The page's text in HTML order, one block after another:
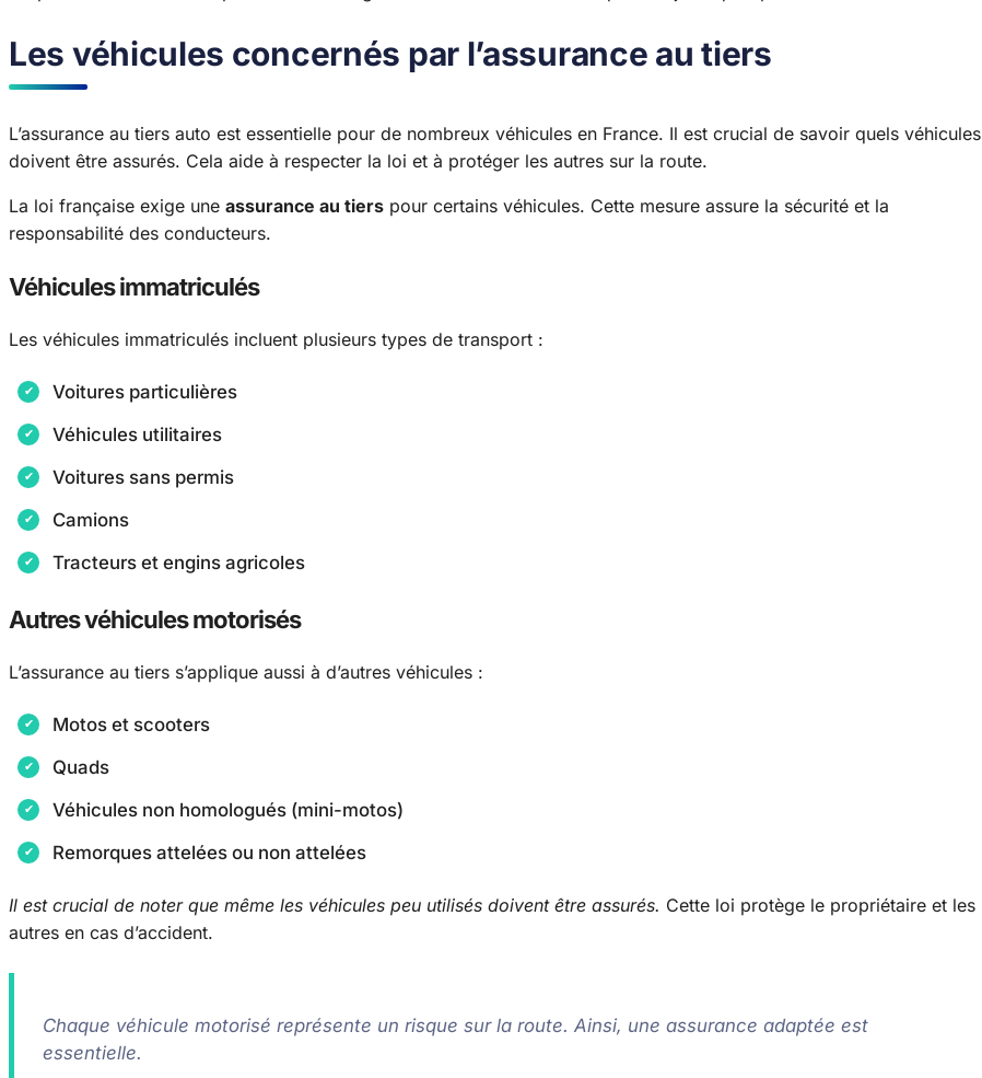
Les véhicules concernés par l’assurance au tiers
L’assurance au tiers auto est essentielle pour de nombreux véhicules en France. Il est crucial de savoir quels véhicules
doivent être assurés. Cela aide à respecter la loi et à protéger les autres sur la route.
La loi française exige une assurance au tiers pour certains véhicules. Cette mesure assure la sécurité et la
responsabilité des conducteurs.
Véhicules immatriculés
Les véhicules immatriculés incluent plusieurs types de transport :
Voitures particulières
Véhicules utilitaires
Voitures sans permis
Camions
Tracteurs et engins agricoles
Autres véhicules motorisés
L’assurance au tiers s’applique aussi à d’autres véhicules :
Motos et scooters
Quads
Véhicules non homologués (mini-motos)
Remorques attelées ou non attelées
Il est crucial de noter que même les véhicules peu utilisés doivent être assurés. Cette loi protège le propriétaire et les
autres en cas d’accident.
Chaque véhicule motorisé représente un risque sur la route. Ainsi, une assurance adaptée est
essentielle.